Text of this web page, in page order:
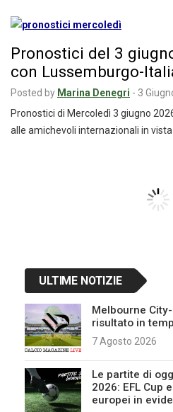
Pronostici del 3
con Lussemburgo-
Posted by Marina Denegri - 3
Pronostici di Mercoledì 3 giugno
alle amichevoli internazionali in vista
ULTIME NOTIZIE
Melbourne
risultato in
7 Agosto 2026
Le partite di
2026: EFL Cup
europei in